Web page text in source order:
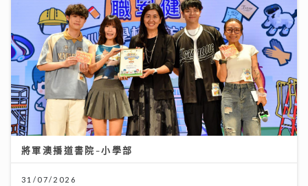
將軍澳播道書院-小學部
31/07/2026